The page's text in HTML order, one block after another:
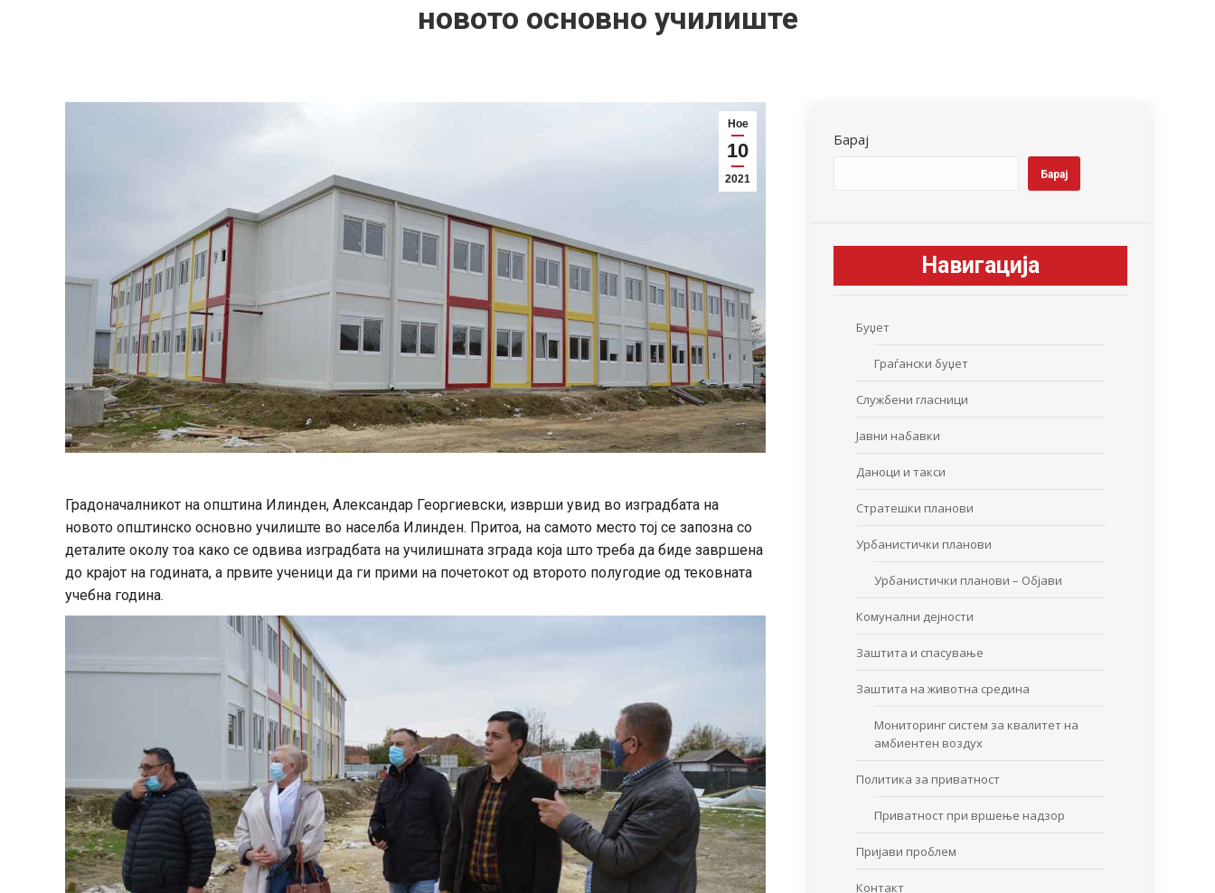
новото основно училиште
Ное
10
2021
Градоначалникот на општина Илинден, Александар Георгиевски, изврши увид во изградбата на
новото општинско основно училиште во населба Илинден. Притоа, на самото место тој се запозна со
деталите околу тоа како се одвива изградбата на училишната зграда која што треба да биде завршена
до крајот на годината, а првите ученици да ги прими на почетокот од второто полугодие од тековната
учебна година.
Барај
Барај
Навигација
Буџет
Граѓански буџет
Службени гласници
Јавни набавки
Даноци и такси
Стратешки планови
Урбанистички планови
Урбанистички планови – Објави
Комунални дејности
Заштита и спасување
Заштита на животна средина
Мониторинг систем за квалитет на
амбиентен воздух
Политика за приватност
Приватност при вршење надзор
Пријави проблем
Контакт